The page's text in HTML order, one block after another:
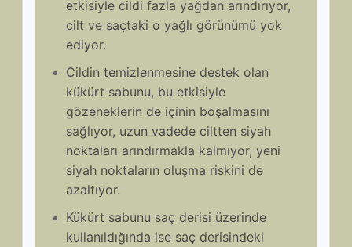
etkisiyle cildi fazla yağdan arındırıyor,
cilt ve saçtaki o yağlı görünümü yok
ediyor.
Cildin temizlenmesine destek olan
kükürt sabunu, bu etkisiyle
gözeneklerin de içinin boşalmasını
sağlıyor, uzun vadede ciltten siyah
noktaları arındırmakla kalmıyor, yeni
siyah noktaların oluşma riskini de
azaltıyor.
Kükürt sabunu saç derisi üzerinde
kullanıldığında ise saç derisindeki